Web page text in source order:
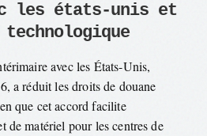
les états-unis et
avec les États-Unis,
a réduit les droits de douane
que cet accord facilite
de matériel pour les centres de